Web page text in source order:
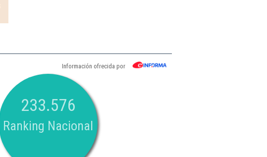
Información ofrecida por
233.576
Ranking Nacional